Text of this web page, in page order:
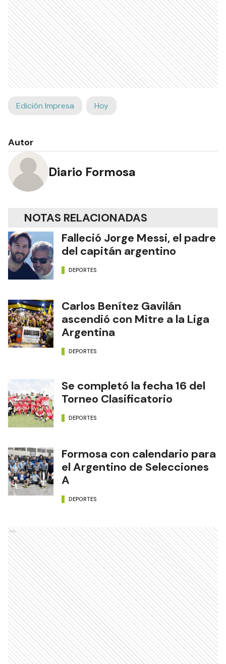
Edición Impresa Hoy
Autor
Diario Formosa
NOTAS RELACIONADAS
Falleció Jorge Messi, el padre
del capitán argentino
DEPORTES
Carlos Benítez Gavilán
ascendió con Mitre a la Liga
Argentina
DEPORTES
Se completó la fecha 16 del
Torneo Clasificatorio
DEPORTES
Formosa con calendario para
el Argentino de Selecciones
A
DEPORTES
Ads